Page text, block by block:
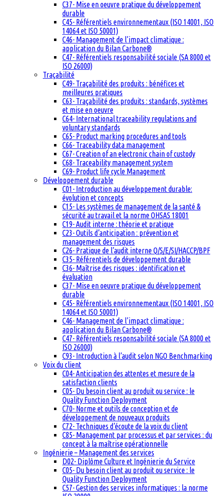
C37- Mise en oeuvre pratique du développement
durable
C45- Référentiels environnementaux (ISO 14001, ISO
14064 et ISO 50001)
C46- Management de l’impact climatique :
application du Bilan Carbone®
C47- Référentiels responsabilité sociale (SA 8000 et
ISO 26000)
Traçabilité
C49- Traçabilité des produits : bénéfices et
meilleures pratiques
C63- Traçabilité des produits : standards, systèmes
et mise en oeuvre
C64- International traceability regulations and
voluntary standards
C65- Product marking procedures and tools
C66- Traceability data management
C67- Creation of an electronic chain of custody
C68- Traceability management system
C69- Product life cycle Management
Développement durable
C01- Introduction au développement durable:
évolution et concepts
C15- Les systèmes de management de la santé &
sécurité au travail et la norme OHSAS 18001
C19- Audit interne : théorie et pratique
C23- Outils d’anticipation : prévention et
management des risques
C26- Pratique de l’audit interne Q/S/E/SI/HACCP/BPF
C35- Référentiels de développement durable
C36- Maîtrise des risques : identification et
évaluation
C37- Mise en oeuvre pratique du développement
durable
C45- Référentiels environnementaux (ISO 14001, ISO
14064 et ISO 50001)
C46- Management de l’impact climatique :
application du Bilan Carbone®
C47- Référentiels responsabilité sociale (SA 8000 et
ISO 26000)
C93- Introduction à l’audit selon NGO Benchmarking
Voix du client
C04- Anticipation des attentes et mesure de la
satisfaction clients
C05- Du besoin client au produit ou service : le
Quality Function Deployment
C70- Norme et outils de conception et de
développement de nouveaux produits
C72- Techniques d’écoute de la voix du client
C85- Management par processus et par services : du
concept à la maîtrise opérationnelle
Ingénierie – Management des services
D02- Diplôme Culture et Ingénierie du Service
C05- Du besoin client au produit ou service : le
Quality Function Deployment
C57- Gestion des services informatiques : la norme